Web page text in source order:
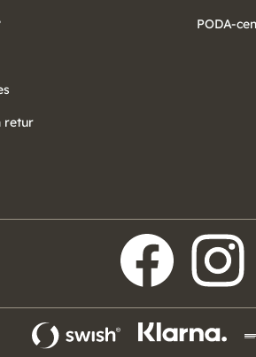
retur
PODA-